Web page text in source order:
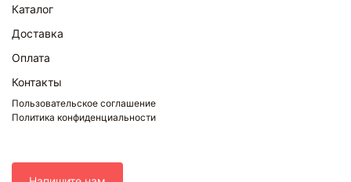
Каталог
Доставка
Оплата
Контакты
Пользовательское соглашение
Политика конфиденциальности